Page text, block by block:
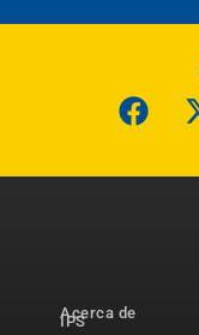
Acerca de
IPS